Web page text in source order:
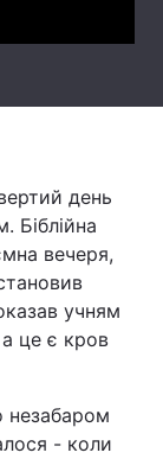
день
Біблійна
вечеря,
учням
це є кров
незабаром
- коли